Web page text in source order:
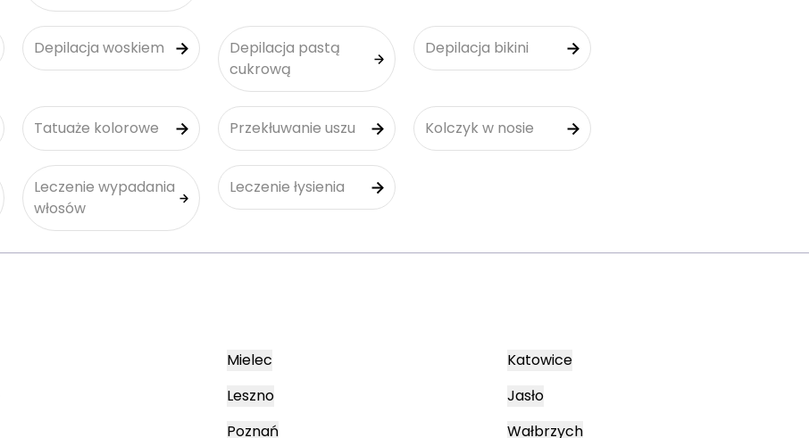
Depilacja woskiem
Depilacja pastą
cukrową
Depilacja bikini
Tatuaże kolorowe Przekłuwanie uszu Kolczyk w nosie
Leczenie wypadania
włosów
Leczenie łysienia
Mielec
Leszno
Poznań
Katowice
Jasło
Wałbrzych